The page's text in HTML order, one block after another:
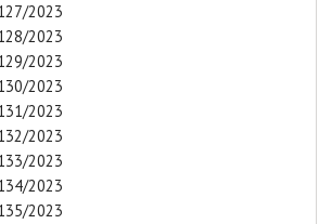
2023
2023
2023
2023
2023
2023
2023
2023
2023